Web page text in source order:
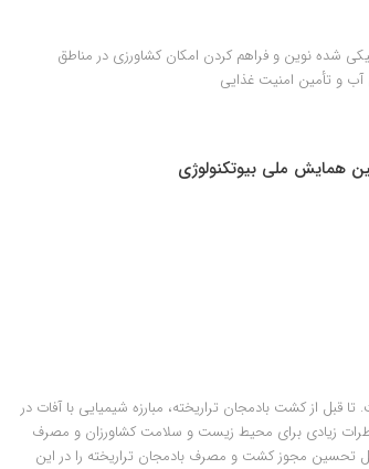
شده نوین و فراهم کردن امکان کشاورزی در مناطق
و تأمین امنیت غذایی
همایش ملی بیوتکنولوژی
از کشت بادمجان تراریخته، مبارزه شیمیایی با آفات در
زیادی برای محیط زیست و سلامت کشاورزان و مصرف
تحسین مجوز کشت و مصرف بادمجان تراریخته را در این